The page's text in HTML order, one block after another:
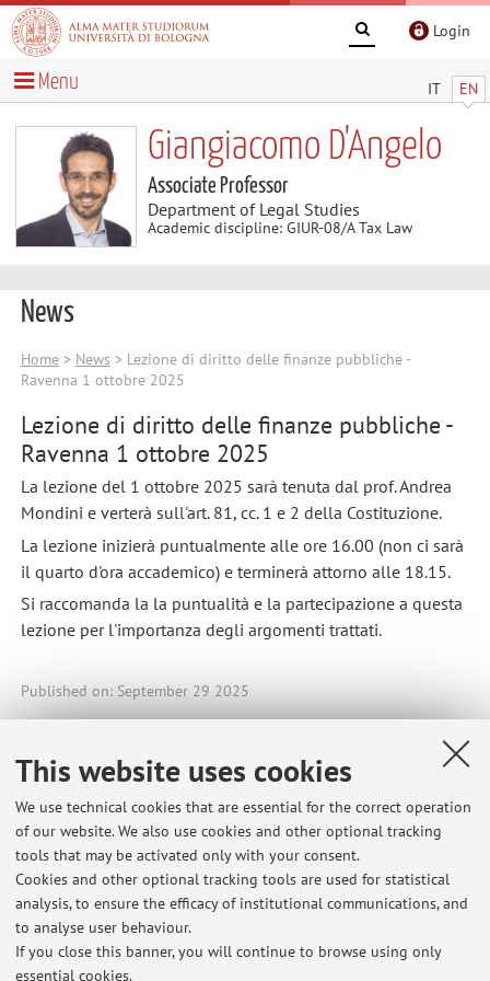
This website uses cookies
We use technical cookies that are essential for the correct operation
of our website. We also use cookies and other optional tracking
tools that may be activated only with your consent.
Cookies and other optional tracking tools are used for statistical
analysis, to ensure the efficacy of institutional communications, and
to analyse user behaviour.
If you close this banner, you will continue to browse using only
essential cookies.
Login
IT EN
Menu
Giangiacomo D'Angelo
Associate Professor
Department of Legal Studies
Academic discipline: GIUR-08/A Tax Law
News
Home> News > Lezione di diritto delle finanze pubbliche -
Ravenna 1 ottobre 2025
Lezione di diritto delle finanze pubbliche -
Ravenna 1 ottobre 2025
La lezione del 1 ottobre 2025 sarà tenuta dal prof. Andrea
Mondini e verterà sull'art. 81, cc. 1 e 2 della Costituzione.
La lezione inizierà puntualmente alle ore 16.00 (non ci sarà
il quarto d'ora accademico) e terminerà attorno alle 18.15.
Si raccomanda la la puntualità e la partecipazione a questa
lezione per l'importanza degli argomenti trattati.
Published on: September 29 2025
Latest news
Date provvisorie esami Diritto Finanziario MZ (sede di Bologna) ed
esami Diritto Tributario, Diritto Doganale e Diritto Finanziario (sede
di Ravenna)
Published on: March 26 2026
Lezione diritto tributario di giovedì 12 marzo 2026 - anticipo ore